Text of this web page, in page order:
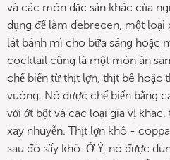
và các món đặc sản khác của
dụng để làm debrecen, một
lát bánh mì cho bữa sáng hoặc
cocktail cũng là một món ăn
chế biến từ thịt lợn, thịt bê hoặc
vuông. Nó được chế biến bằng
với ớt bột và các loại gia vị
xay nhuyễn. Thịt lợn khô -
sau đó sấy khô. Ở Ý, nó được